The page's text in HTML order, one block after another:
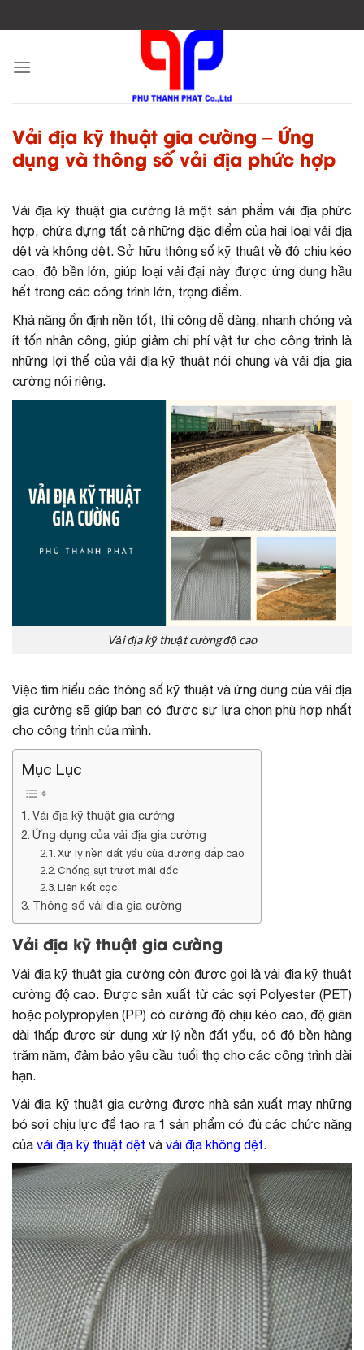
to
Vải địa kỹ thuật gia cường – Ứng
dụng và thông số vải địa phức hợp
Vải địa kỹ thuật gia cường là một sản phẩm vải địa phức
hợp, chứa đựng tất cả những đặc điểm của hai loại vải địa
dệt và không dệt. Sở hữu thông số kỹ thuật về độ chịu kéo
cao, độ bền lớn, giúp loại vải đại này được ứng dụng hầu
hết trong các công trình lớn, trọng điểm.
Khả năng ổn định nền tốt, thi công dễ dàng, nhanh chóng và
ít tốn nhân công, giúp giảm chi phí vật tư cho công trình là
những lợi thế của vải địa kỹ thuật nói chung và vải địa gia
cường nói riêng.
Vải địa kỹ thuật cường độ cao
Việc tìm hiểu các thông số kỹ thuật và ứng dụng của vải địa
gia cường sẽ giúp bạn có được sự lựa chọn phù hợp nhất
cho công trình của mình.
Mục Lục
Vải địa kỹ thuật gia cường
Ứng dụng của vải địa gia cường
Xử lý nền đất yếu của đường đắp cao
Chống sụt trượt mái dốc
Liên kết cọc
Thông số vải địa gia cường
Vải địa kỹ thuật gia cường
Vải địa kỹ thuật gia cường còn được gọi là vải địa kỹ thuật
cường độ cao. Được sản xuất từ các sợi Polyester (PET)
hoặc polypropylen (PP) có cường độ chịu kéo cao, độ giãn
dài thấp được sử dụng xử lý nền đất yếu, có độ bền hàng
trăm năm, đảm bảo yêu cầu tuổi thọ cho các công trình dài
hạn.
Vải địa kỹ thuật gia cường được nhà sản xuất may những
bó sợi chịu lực để tạo ra 1 sản phẩm có đủ các chức năng
của vải địa kỹ thuật dệt và vải địa không dệt.